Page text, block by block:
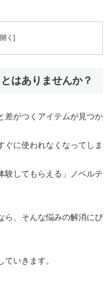
はありませんか？
差がつくアイテムが見つか
ぐに使われなくなってしま
験してもらえる」ノベルテ
ら、そんな悩みの解消にぴ
ていきます。